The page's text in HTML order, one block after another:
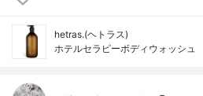
hetras.(ヘトラス)
ホテルセラピーボディウォッシュ